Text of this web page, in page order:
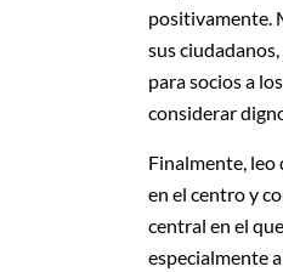
positivamente.
sus
para socios a
considerar
Finalmente, leo
en el centro y
central en el
especialmente